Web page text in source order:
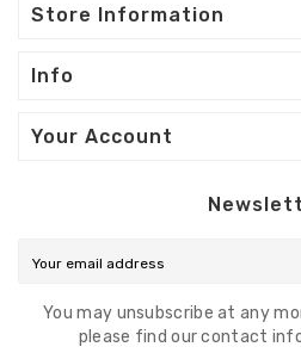
Store Information
Info
Your Account
You may unsubscribe at any
please find our contact